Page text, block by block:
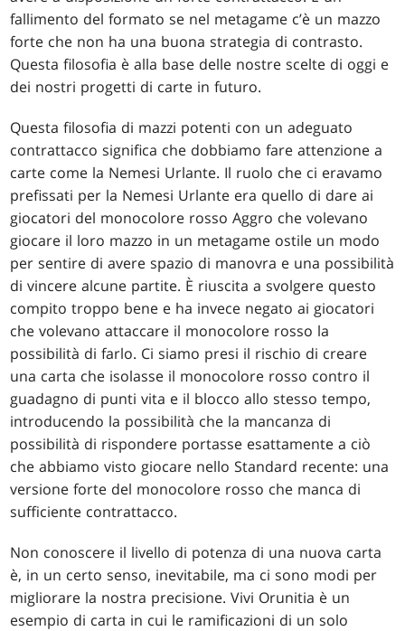
fallimento del formato se nel metagame c’è un mazzo
forte che non ha una buona strategia di contrasto.
Questa filosofia è alla base delle nostre scelte di oggi e
dei nostri progetti di carte in futuro.
Questa filosofia di mazzi potenti con un adeguato
contrattacco significa che dobbiamo fare attenzione a
carte come la Nemesi Urlante. Il ruolo che ci eravamo
prefissati per la Nemesi Urlante era quello di dare ai
giocatori del monocolore rosso Aggro che volevano
giocare il loro mazzo in un metagame ostile un modo
per sentire di avere spazio di manovra e una possibilità
di vincere alcune partite. È riuscita a svolgere questo
compito troppo bene e ha invece negato ai giocatori
che volevano attaccare il monocolore rosso la
possibilità di farlo. Ci siamo presi il rischio di creare
una carta che isolasse il monocolore rosso contro il
guadagno di punti vita e il blocco allo stesso tempo,
introducendo la possibilità che la mancanza di
possibilità di rispondere portasse esattamente a ciò
che abbiamo visto giocare nello Standard recente: una
versione forte del monocolore rosso che manca di
sufficiente contrattacco.
Non conoscere il livello di potenza di una nuova carta
è, in un certo senso, inevitabile, ma ci sono modi per
migliorare la nostra precisione. Vivi Orunitia è un
esempio di carta in cui le ramificazioni di un solo